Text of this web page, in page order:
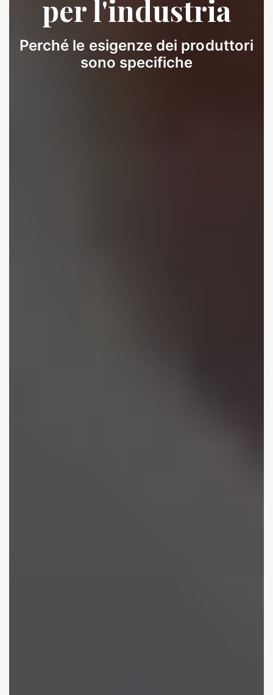
per l'industria
Perché le esigenze dei produttori
sono specifiche